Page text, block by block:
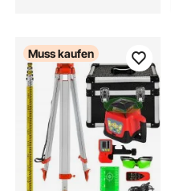
Muss kaufen